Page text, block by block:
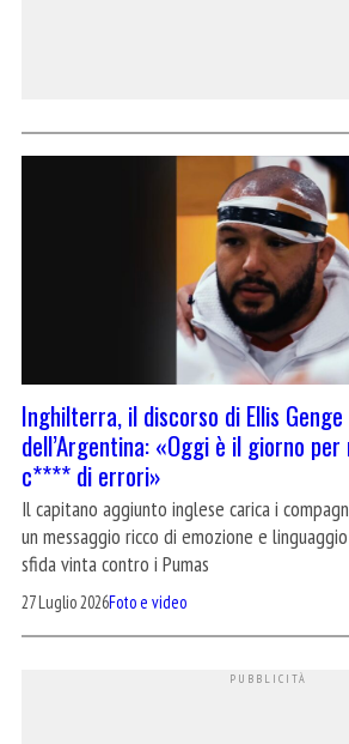
Inghilterra, il discorso di Ellis
dell’Argentina: «Oggi è il giorno
c**** di errori»
Il capitano aggiunto inglese carica i
un messaggio ricco di emozione e
sfida vinta contro i Pumas
27 Luglio 2026Foto e video